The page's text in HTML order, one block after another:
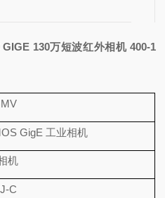
GIGE 130万短波红外相机 400-1
GigE 工业相机
机
C